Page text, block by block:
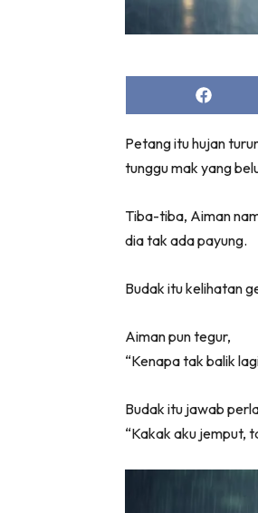
Share
on
Petang itu hujan
tunggu mak yang
Tiba-tiba, Aiman
dia tak ada payung.
Budak itu kelihatan
Aiman pun tegur,
“Kenapa tak balik
Budak itu jawab
“Kakak aku jemput,